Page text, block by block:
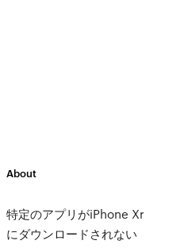
About
特定のアプリがiPhone Xr
にダウンロードされない